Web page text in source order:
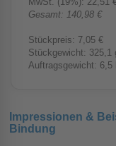
Gesamt: 140,98 €
Stückpreis: 7,05 €
Stückgewicht: 325,1
Auftragsgewicht: 6,5
Impressionen &
Bindung